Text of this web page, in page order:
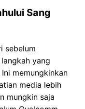
Sang
sebelum
yang
memungkinkan
media lebih
mungkin saja